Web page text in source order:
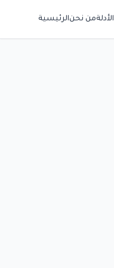
الأدلةمن نحنالرئيسية